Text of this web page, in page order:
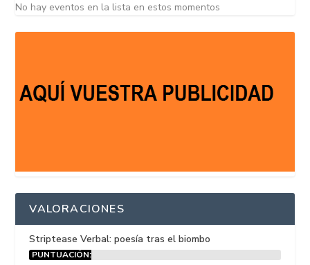
No hay eventos en la lista en estos momentos
VALORACIONES
Striptease Verbal: poesía tras el biombo
PUNTUACIÓN: